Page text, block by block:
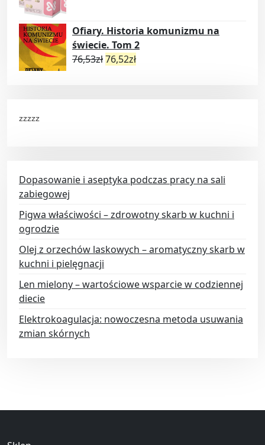
Ofiary. Historia komunizmu na
świecie. Tom 2
76,53zł76,52zł
zzzzz
Dopasowanie i aseptyka podczas pracy na sali
zabiegowej
Pigwa właściwości – zdrowotny skarb w kuchni i
ogrodzie
Olej z orzechów laskowych – aromatyczny skarb w
kuchni i pielęgnacji
Len mielony – wartościowe wsparcie w codziennej
diecie
Elektrokoagulacja: nowoczesna metoda usuwania
zmian skórnych